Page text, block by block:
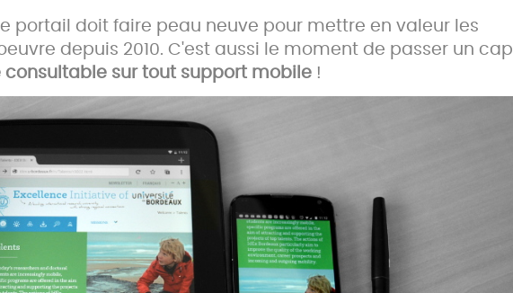
le portail doit faire peau neuve pour mettre en valeur les
depuis 2010. C'est aussi le moment de passer un cap
consultable sur tout support mobile !